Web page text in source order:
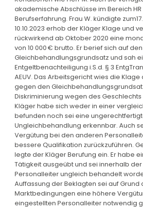
akademische Abschlüsse im Bereich
Berufserfahrung. Frau W. kündigte
10.10.2023 erhob der Kläger Klage und
rückwirkend ab Oktober 2020 eine
von 10 000 € brutto. Er berief sich auf
Gleichbehandlungsgrundsatz und sah
Entgeltbenachteiligung i.S.d. § 3
AEUV. Das Arbeitsgericht wies die Klage
gegen den
Diskriminierung wegen des
Kläger habe sich weder in einer
befunden noch sei eine
Ungleichbehandlung erkennbar. Auch
Vergütung bei den anderen
bessere Qualifikation zurückzuführen.
legte der Kläger Berufung ein. Er habe
Tätigkeit ausgeübt und sei innerhalb
Personalleiter ungleich behandelt
Auffassung der Beklagten sei auf Grund
Marktbedingungen eine höhere
eingestellten Personalleiter notwendig